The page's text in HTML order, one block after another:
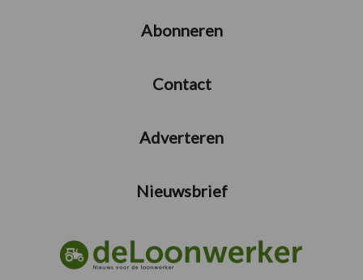
Abonneren
Contact
Adverteren
Nieuwsbrief